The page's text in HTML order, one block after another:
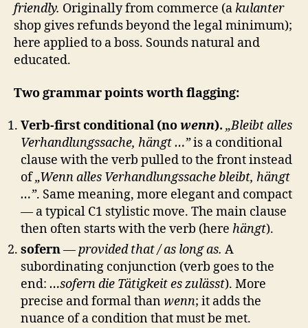
friendly. Originally from commerce (akulanter
shop gives refunds beyond the legal minimum);
here applied to a boss. Sounds natural and
educated.
Two grammar points worth flagging:
Verb-first conditional (nowenn). „Bleibt alles
Verhandlungssache, hängt …”is a conditional
clause with the verb pulled to the front instead
of„Wenn alles Verhandlungssache bleibt, hängt
…”. Same meaning, more elegant and compact
— a typical C1 stylistic move. The main clause
then often starts with the verb (here hängt).
sofern—provided that / as long as. A
subordinating conjunction (verb goes to the
end: …sofern die Tätigkeit es zulässt). More
precise and formal thanwenn; it adds the
nuance of a condition that must be met.